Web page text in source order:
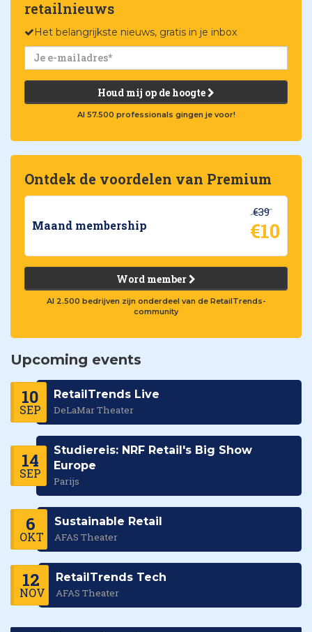
retailnieuws
Het belangrijkste nieuws, gratis in je inbox
Houd mij op de hoogte
Al 57.500 professionals gingen je voor!
Ontdek de voordelen van Premium
Maand membership
€39
€10
Word member
Al 2.500 bedrijven zijn onderdeel van de RetailTrends-
community
Upcoming events
10
SEP
RetailTrends Live
DeLaMar Theater
14
SEP
Studiereis: NRF Retail's Big Show
Europe
Parijs
6
OKT
Sustainable Retail
AFAS Theater
12
NOV
RetailTrends Tech
AFAS Theater